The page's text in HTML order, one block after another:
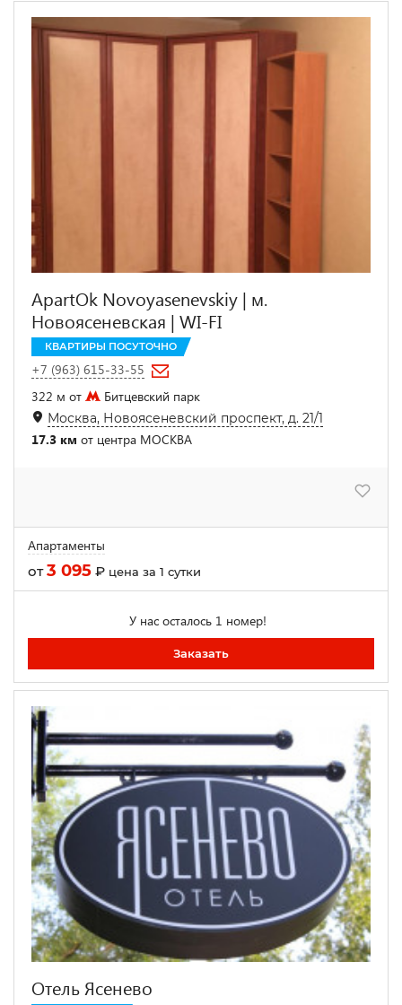
ApartOk Novoyasenevskiy | м.
Новоясеневская | WI-FI
КВАРТИРЫ ПОСУТОЧНО
+7 (963) 615-33-55
322 м от
Битцевский парк
Москва, Новоясеневский проспект, д. 21/1
17.3 км от центра МОСКВА
Апартаменты
от3 095 ₽ цена за 1 сутки
У нас осталось 1 номер!
Заказать
Отель Ясенево